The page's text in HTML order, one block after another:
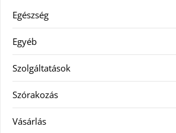
Egészség
Egyéb
Szolgáltatások
Szórakozás
Vásárlás